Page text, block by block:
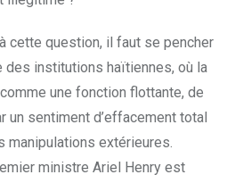
cette question, il faut se pencher
des institutions haïtiennes, où la
une fonction flottante, de
un sentiment d’effacement total
manipulations extérieures.
ministre Ariel Henry est